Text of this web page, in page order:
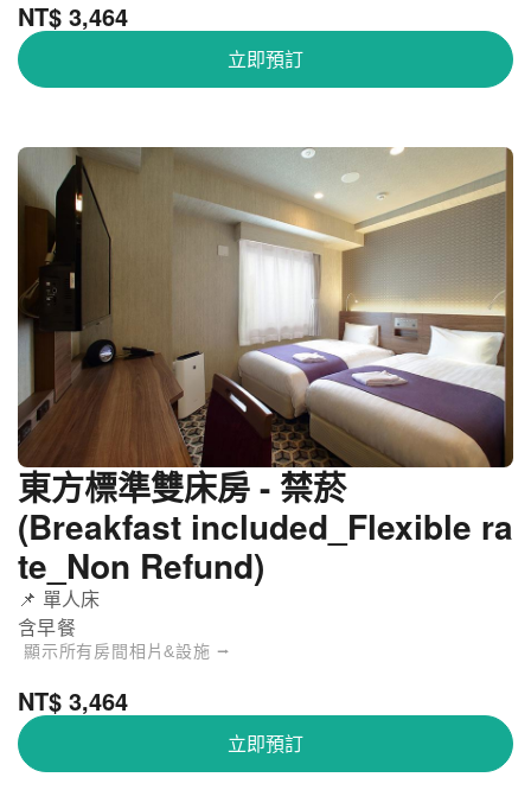
NT$ 3,464
立即預訂
東方標準雙床房 - 禁菸
(Breakfast included_Flexible ra
te_Non Refund)
📌 單人床
含早餐
顯示所有房間相片&設施 ⭢
NT$ 3,464
立即預訂
禁菸
閉